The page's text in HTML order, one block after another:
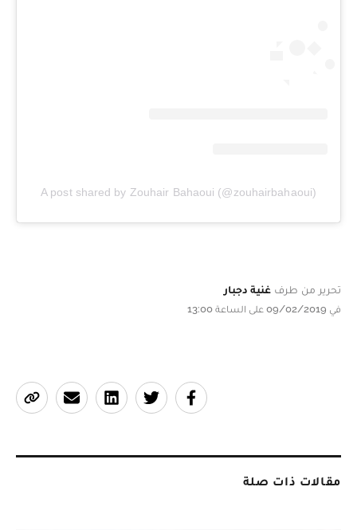
A post shared by Zouhair Bahaoui (@zouhairbahaoui)
تحرير من طرف غنية دجبار
في 09/02/2019 على الساعة 13:00
مقالات ذات صلة